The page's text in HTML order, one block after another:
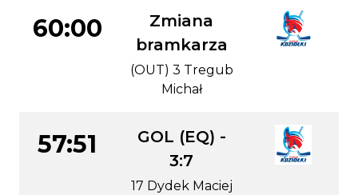
60:00
Zmiana
bramkarza
(OUT) 3 Tregub
Michał
57:51
GOL (EQ) -
3:7
17 Dydek Maciej